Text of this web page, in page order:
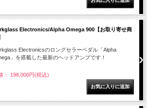
Electronics/Alpha Omega 900【お取り寄せ商
Electronicsのロングセラーペダル「Alpha
」を搭載した最新のヘッドアンプです！
： 198,000円(税込)